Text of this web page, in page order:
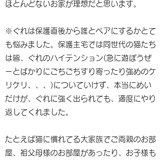
ほとんどないお家が理想だと思います。
※ぐれは保護直後から誰とペアにするかとて
も悩みました。保護主宅では同世代の猫たち
は皆、ぐれのハイテンション(急に遊ぼうぜ
ーとばかりにごちごちすり寄ったり強めのケ
リケリ、、、)についていけず、本当にめい
だけが、ぐれに強く出られても、適度にやり
返してくれました。
たとえば猫に慣れてる大家族でご両親のお部
屋、祖父母様のお部屋があったり、お子様も